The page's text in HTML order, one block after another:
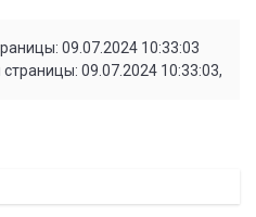
09.07.2024 10:33:03
09.07.2024 10:33:03,